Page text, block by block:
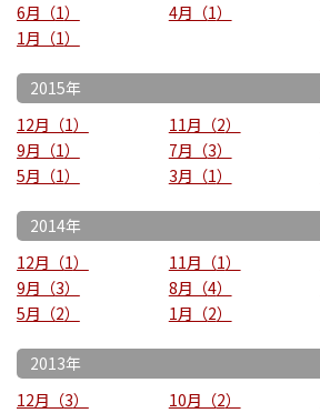
6月
1 4月 1
1月
1
2015年
12月
1 11月 2
9月
1 7月 3
5月
1 3月 1
2014年
12月
1 11月 1
9月
3 8月 4
5月
2 1月 2
2013年
12月
3 10月 2